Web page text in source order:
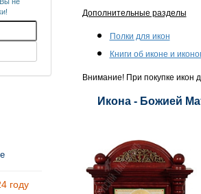
году
Дополнительные разделы
Полки для икон
Книги об иконе и
Внимание! При покупке икон
Икона - Божией